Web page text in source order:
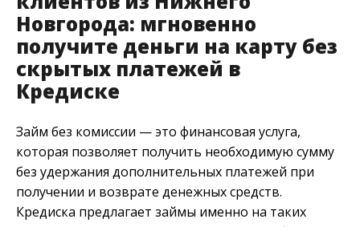
Новгорода: мгновенно
получите деньги на карту без
скрытых платежей в
Кредиске
Займ без комиссии — это финансовая услуга,
которая позволяет получить необходимую сумму
без удержания дополнительных платежей при
получении и возврате денежных средств.
Кредиска предлагает займы именно на таких